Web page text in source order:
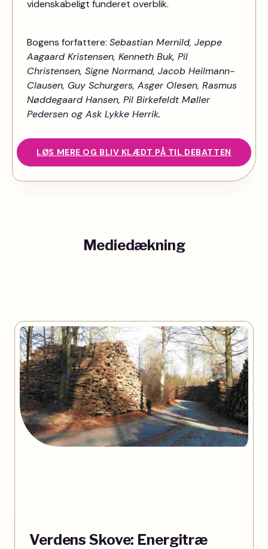
videnskabeligt funderet overblik.
Bogens forfattere: Sebastian Mernild, Jeppe
Aagaard Kristensen, Kenneth Buk, Pil
Christensen, Signe Normand, Jacob Heilmann-
Clausen, Guy Schurgers, Asger Olesen, Rasmus
Nøddegaard Hansen, Pil Birkefeldt Møller
Pedersen og Ask Lykke Herrik.
LØS MERE OG BLIV KLÆDT PÅ TIL DEBATTEN
Mediedækning
Verdens Skove: Energitræ